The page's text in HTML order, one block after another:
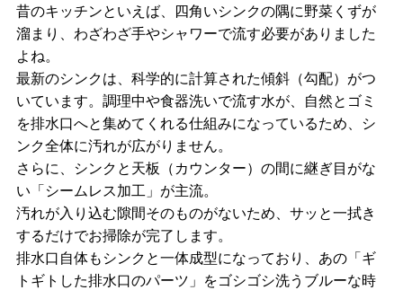
昔のキッチンといえば、四角いシンクの隅に野菜くずが
溜まり、わざわざ手やシャワーで流す必要がありました
よね。
最新のシンクは、科学的に計算された傾斜（勾配）がつ
いています。調理中や食器洗いで流す水が、自然とゴミ
を排水口へと集めてくれる仕組みになっているため、シ
ンク全体に汚れが広がりません。
さらに、シンクと天板（カウンター）の間に継ぎ目がな
い「シームレス加工」が主流。
汚れが入り込む隙間そのものがないため、サッと一拭き
するだけでお掃除が完了します。
排水口自体もシンクと一体成型になっており、あの「ギ
トギトした排水口のパーツ」をゴシゴシ洗うブルーな時